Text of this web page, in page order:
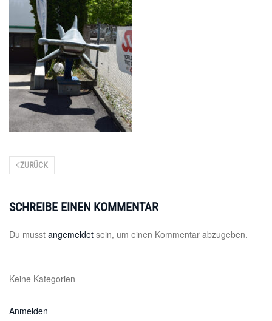
ZURÜCK
SCHREIBE EINEN KOMMENTAR
Du musst angemeldet sein, um einen Kommentar abzugeben.
Keine Kategorien
Anmelden